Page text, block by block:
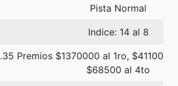
Pista Normal
Indice: 14 al 8
Premios $1370000 al 1ro,
$68500 al 4to